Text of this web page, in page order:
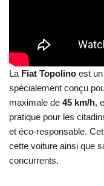
La Fiat Topolino est
spécialement conçu
maximale de 45 km/h,
pratique pour les
et éco-responsable.
cette voiture ainsi que
concurrents.